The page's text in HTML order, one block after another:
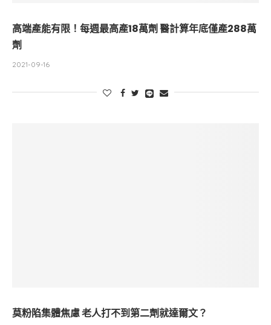
高端產能有限！每週最高產18萬劑 醫計算年底僅產288萬
劑
2021-09-16
莫粉陷集體焦慮 老人打不到第二劑就達爾文？